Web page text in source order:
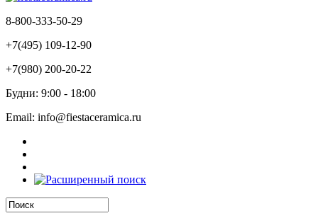
8-800-333-50-29
+7(495) 109-12-90
+7(980) 200-20-22
Будни: 9:00 - 18:00
Email: info@fiestaceramica.ru